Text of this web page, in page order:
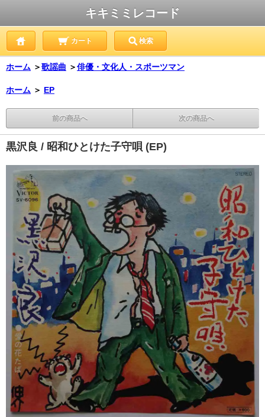
キキミミレコード
カート 検索
ホーム ＞歌謡曲 ＞俳優・文化人・スポーツマン
ホーム ＞ EP
前の商品へ 次の商品へ
黒沢良 / 昭和ひとけた子守唄 (EP)